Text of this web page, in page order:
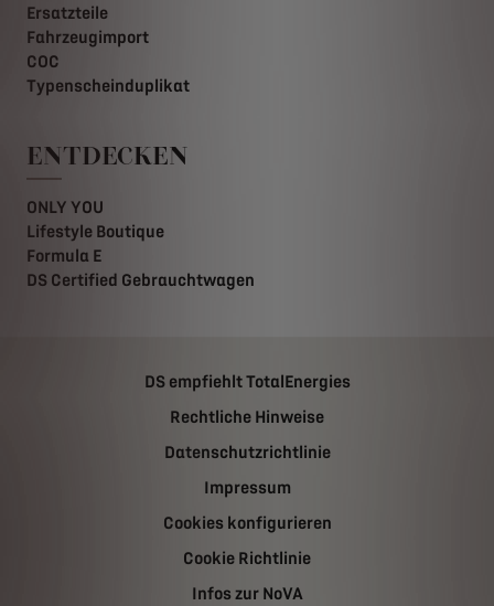
Ersatzteile
Fahrzeugimport
COC
Typenscheinduplikat
ENTDECKEN
ONLY YOU
Lifestyle Boutique
Formula E
DS Certified Gebrauchtwagen
DS empfiehlt TotalEnergies
Rechtliche Hinweise
Datenschutzrichtlinie
Impressum
Cookies konfigurieren
Cookie Richtlinie
Infos zur NoVA